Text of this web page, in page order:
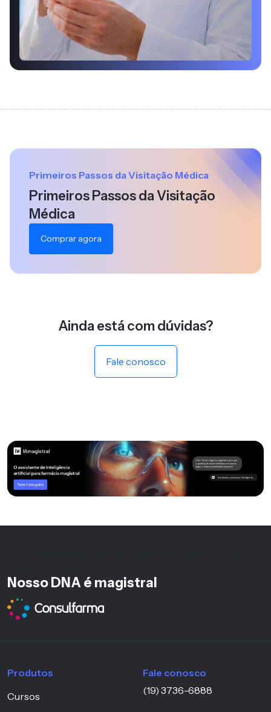
Primeiros Passos da Visitação Médica
Primeiros Passos da Visitação
Médica
Comprar agora
Ainda está com dúvidas?
Fale conosco
Nosso DNA é magistral
Produtos
Cursos
Fale conosco
(19) 3736-6888